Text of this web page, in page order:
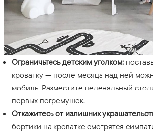
Ограничьтесь детским уголком:
кроватку — после месяца над ней
мобиль. Разместите пеленальный
первых погремушек.
Откажитесь от излишних
бортики на кроватке смотрятся